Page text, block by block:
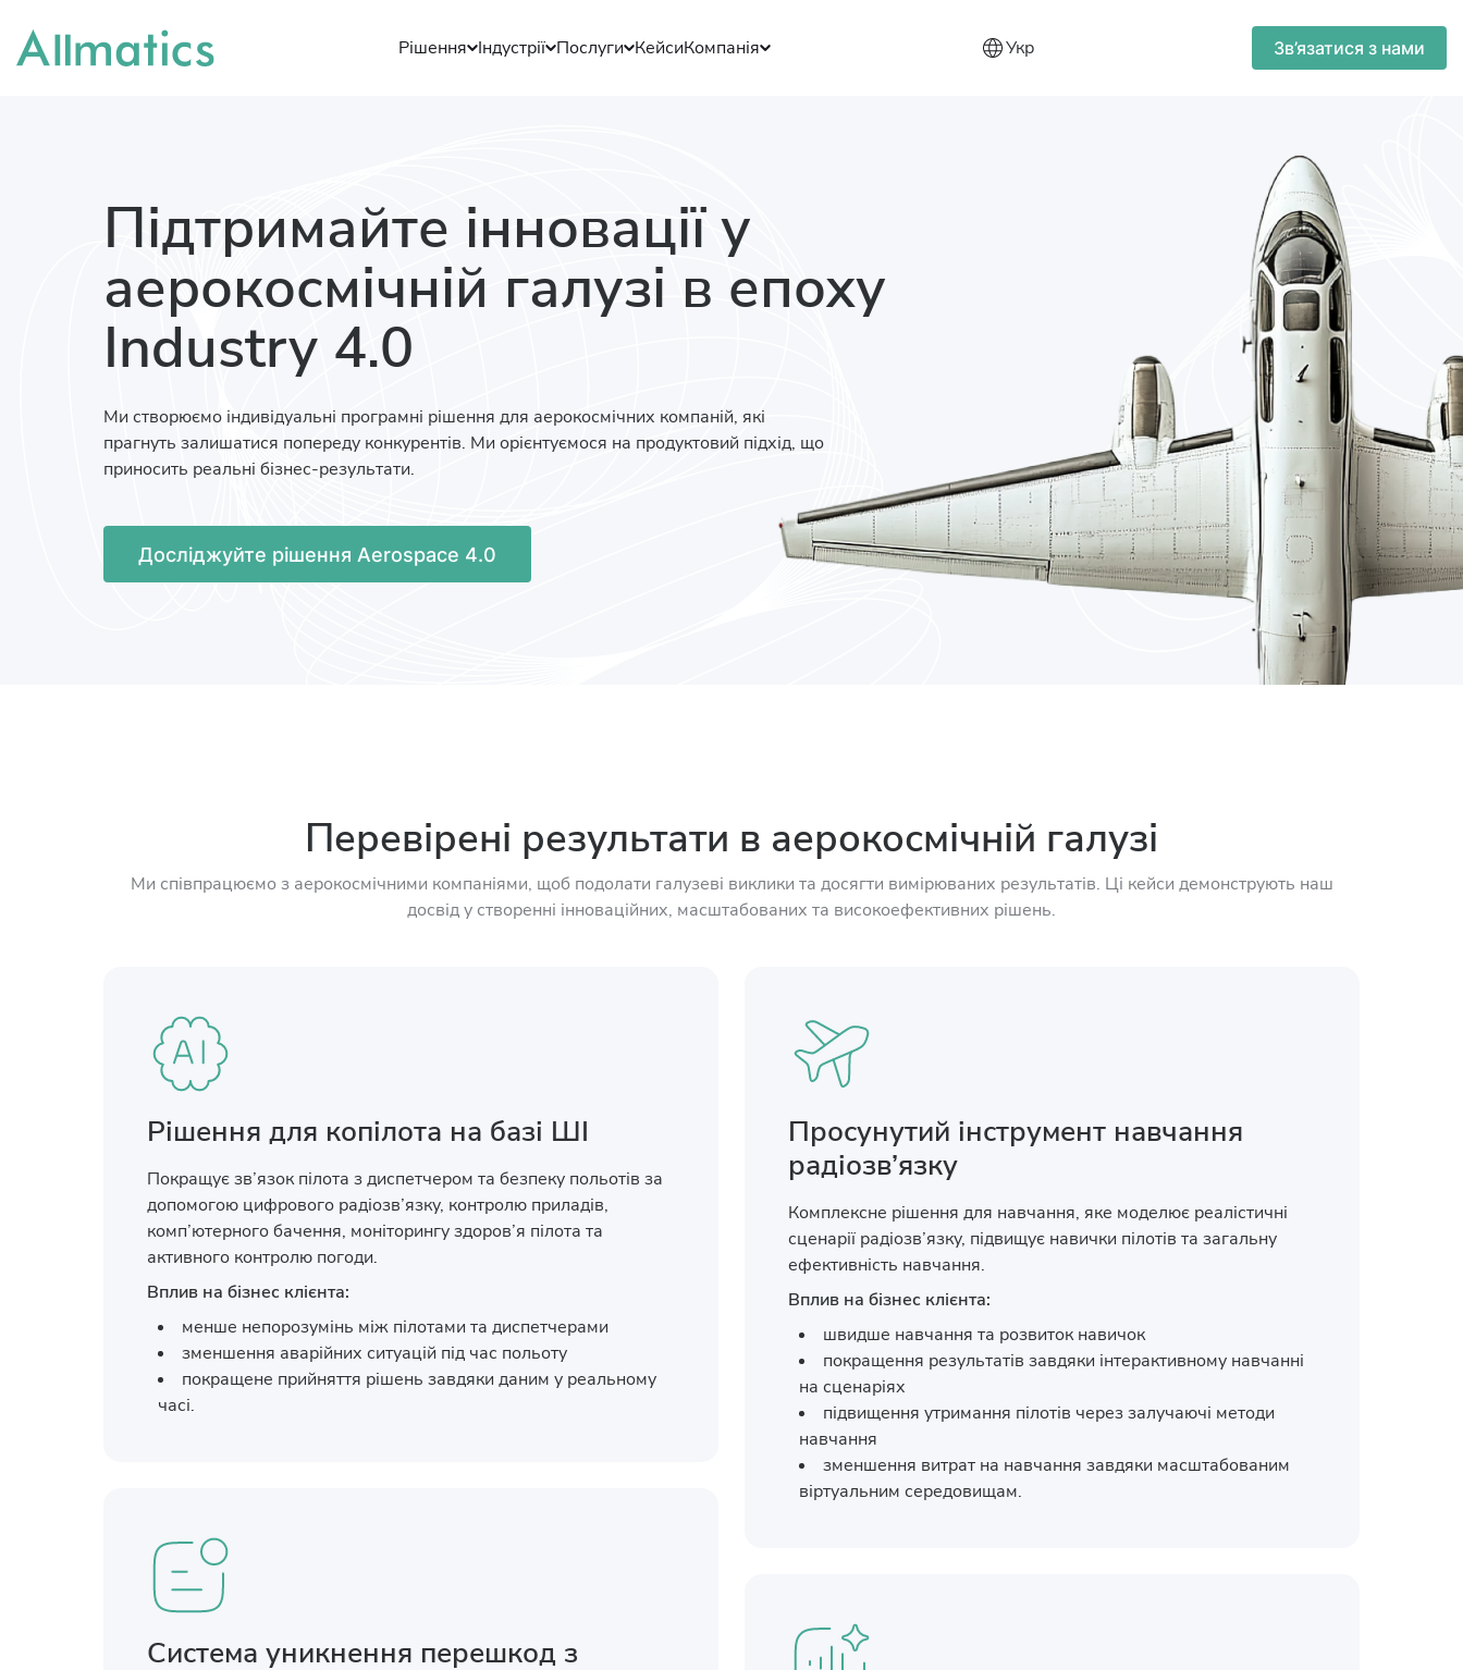
Рішення Індустрії Послуги КейсиКомпанія Укр Зв’язатися з нами
Підтримайте інновації у
аерокосмічній галузі в епоху
Industry 4.0
Ми створюємо індивідуальні програмні рішення для аерокосмічних компаній, які
прагнуть залишатися попереду конкурентів. Ми орієнтуємося на продуктовий підхід, що
приносить реальні бізнес-результати.
Досліджуйте рішення Aerospace 4.0
Перевірені результати в аерокосмічній галузі
Ми співпрацюємо з аерокосмічними компаніями, щоб подолати галузеві виклики та досягти вимірюваних результатів. Ці кейси демонструють наш
досвід у створенні інноваційних, масштабованих та високоефективних рішень.
Рішення для копілота на базі ШІ
Покращує зв’язок пілота з диспетчером та безпеку польотів за
допомогою цифрового радіозв’язку, контролю приладів,
комп’ютерного бачення, моніторингу здоров’я пілота та
активного контролю погоди.
Вплив на бізнес клієнта:
менше непорозумінь між пілотами та диспетчерами
зменшення аварійних ситуацій під час польоту
покращене прийняття рішень завдяки даним у реальному
часі.
Просунутий інструмент навчання
радіозв’язку
Комплексне рішення для навчання, яке моделює реалістичні
сценарії радіозв’язку, підвищує навички пілотів та загальну
ефективність навчання.
Вплив на бізнес клієнта:
швидше навчання та розвиток навичок
покращення результатів завдяки інтерактивному навчанні
на сценаріях
підвищення утримання пілотів через залучаючі методи
навчання
зменшення витрат на навчання завдяки масштабованим
віртуальним середовищам.
Система уникнення перешкод з